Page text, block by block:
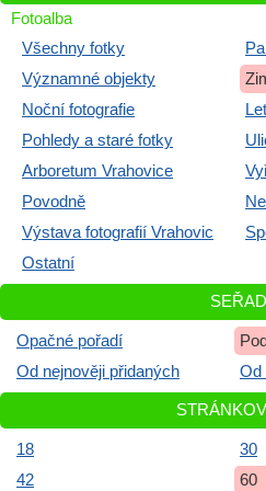
Fotoalba
Všechny fotky
Významné objekty
Noční fotografie
Pohledy a staré fotky
Arboretum Vrahovice
Povodně
Výstava fotografií Vrahovic
Ostatní
Opačné pořadí
Od nejnověji přidaných
Od
18
30
42
60